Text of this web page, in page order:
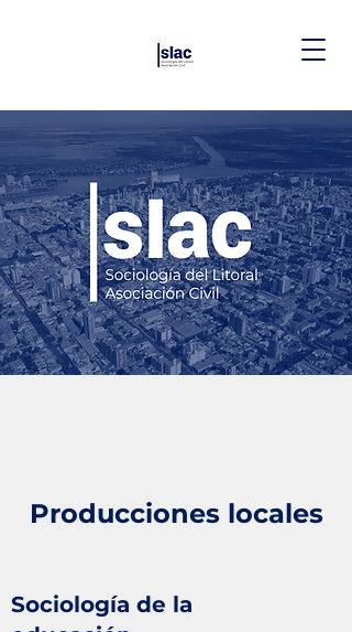
Producciones locales
Sociología de la